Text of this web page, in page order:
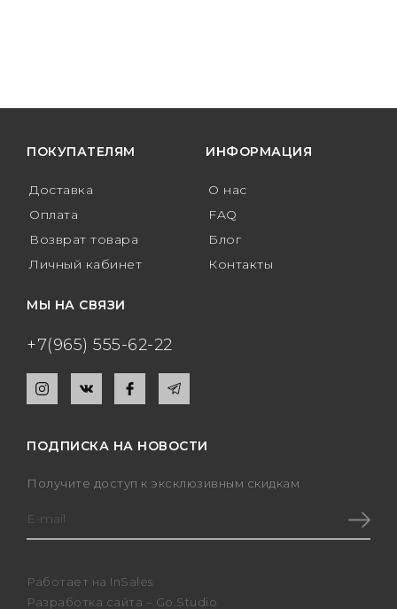
ПОКУПАТЕЛЯМ
Доставка
Оплата
Возврат товара
Личный кабинет
ИНФОРМАЦИЯ
О нас
FAQ
Блог
Контакты
МЫ НА СВЯЗИ
+7(965) 555-62-22
ПОДПИСКА НА НОВОСТИ
Получите доступ к эксклюзивным скидкам
Работает на InSales
Разработка сайта – Go.Studio